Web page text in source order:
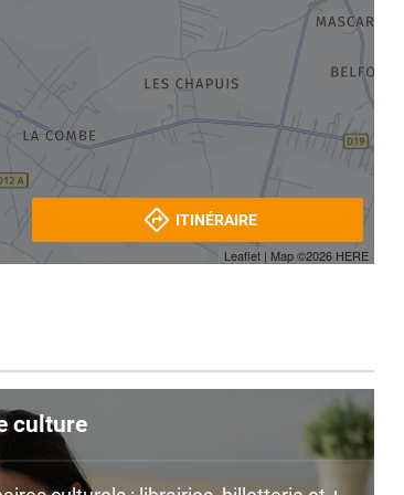
Leaflet | Map ©2026 HERE
ITINÉRAIRE
culture